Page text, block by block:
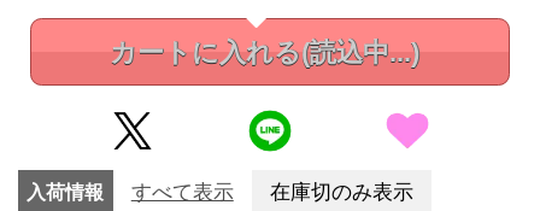
カートに入れる(読込中...)
入荷情報 すべて表示 在庫切のみ表示